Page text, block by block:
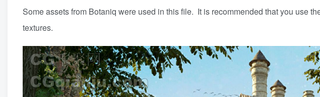
Some assets from Botaniq were used in this file. It is recommended that you use
textures.